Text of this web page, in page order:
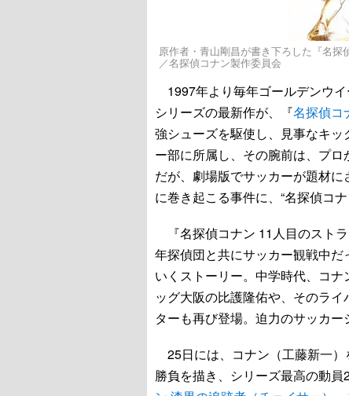
原作者・青山剛昌が書き下ろした『名
／名探偵コナン製作委員会
1997年より毎年ゴールデンウイ
シリーズの最新作が、『名探偵コ
強シューズを駆使し、見事なキ
ー部に所属し、その腕前は、プ
だが、劇場版でサッカーが題材
に巻き起こる事件に、“名探偵コナ
『名探偵コナン 11人目のスト
年探偵団と共にサッカー観戦中
いくストーリー。中学時代、コ
ッグ大阪の比護隆佑や、そのラ
ターも再び登場。迫力のサッカー
25日には、コナン（工藤新一
勝負を描き、シリーズ最高の動